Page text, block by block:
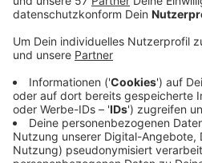
In Baesweiler hat es in der
Kerze. Gegen 1:45 Uhr wurden
die Straße Am Bauhof gerufen.
Laut Polizeibericht war eine
eines Mannes auf den Boden
den Brand ausgelöst. Eigene
Mannes scheiterten. Ein